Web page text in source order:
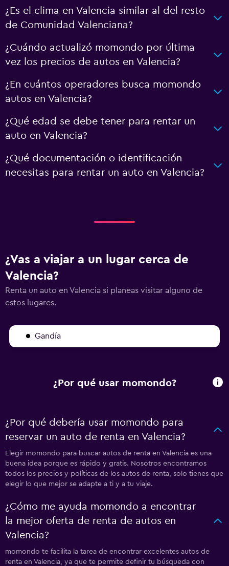
¿Es el clima en Valencia similar al del resto
de Comunidad Valenciana?
¿Cuándo actualizó momondo por última
vez los precios de autos en Valencia?
¿En cuántos operadores busca momondo
autos en Valencia?
¿Qué edad se debe tener para rentar un
auto en Valencia?
¿Qué documentación o identificación
necesitas para rentar un auto en Valencia?
¿Vas a viajar a un lugar cerca de
Valencia?
Renta un auto en Valencia si planeas visitar alguno de
estos lugares.
Gandía
¿Por qué usar momondo?
¿Por qué debería usar momondo para
reservar un auto de renta en Valencia?
Elegir momondo para buscar autos de renta en Valencia es una
buena idea porque es rápido y gratis. Nosotros encontramos
todos los precios y políticas de los autos de renta, solo tienes que
elegir lo que mejor se adapte a ti y a tu viaje.
¿Cómo me ayuda momondo a encontrar
la mejor oferta de renta de autos en
Valencia?
momondo te facilita la tarea de encontrar excelentes autos de
renta en Valencia, ya que te permite definir tu búsqueda con